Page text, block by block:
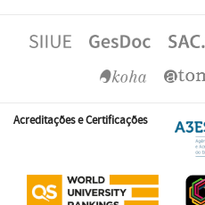
Acreditações e Certificações